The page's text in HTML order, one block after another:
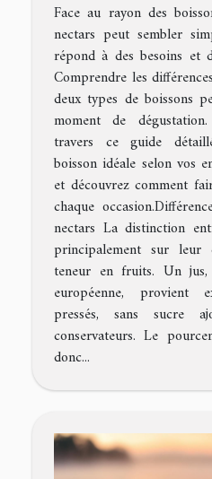
Face au rayon des
nectars peut sembler
répond à des besoins et
Comprendre les
deux types de boissons
moment de
travers ce guide
boisson idéale selon vos
et découvrez comment
chaque
nectars La distinction
principalement sur
teneur en fruits. Un
européenne, provient
pressés, sans sucre
conservateurs. Le
donc...